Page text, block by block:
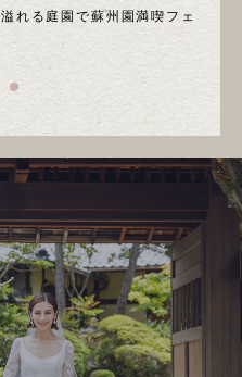
れる庭園で蘇州園満喫フェ